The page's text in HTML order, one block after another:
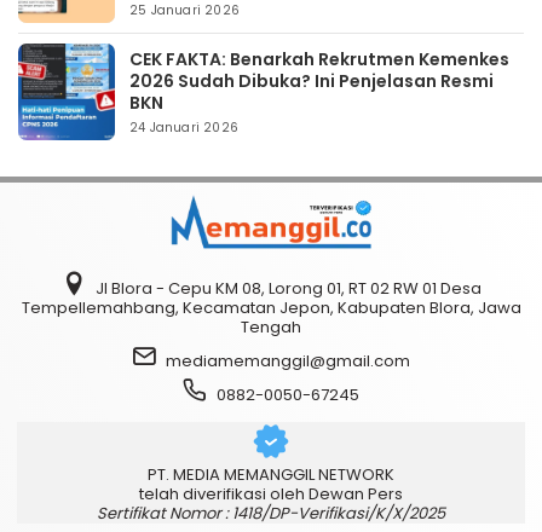
25 Januari 2026
CEK FAKTA: Benarkah Rekrutmen Kemenkes
2026 Sudah Dibuka? Ini Penjelasan Resmi
BKN
24 Januari 2026
Jl Blora - Cepu KM 08, Lorong 01, RT 02 RW 01 Desa
Tempellemahbang, Kecamatan Jepon, Kabupaten Blora, Jawa
Tengah
mediamemanggil@gmail.com
0882-0050-67245
PT. MEDIA MEMANGGIL NETWORK
telah diverifikasi oleh Dewan Pers
Sertifikat Nomor : 1418/DP-Verifikasi/K/X/2025